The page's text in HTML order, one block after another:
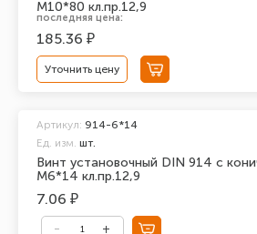
М10*80 кл.пр.12,9
последняя цена:
185.36 ₽
Уточнить цену
Винт установочный DIN 914 с
М6*14 кл.пр.12,9
Артикул: 914-6*14
Ед. изм. шт.
7.06 ₽